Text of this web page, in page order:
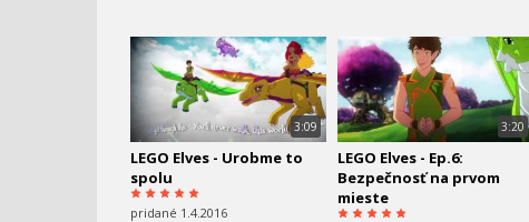
3:09
LEGO Elves - Urobme to
spolu
pridané 1.4.2016
3:20
LEGO Elves - Ep.6:
Bezpečnosť na prvom
mieste